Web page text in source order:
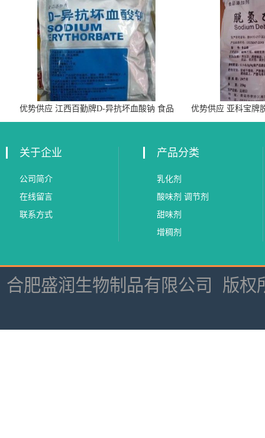
优势供应 江西百勤牌D-异抗坏血酸钠 食品
级抗氧化剂
优势供应 亚科宝牌
关于企业
公司简介
在线留言
联系方式
产品分类
乳化剂
酸味剂 调节剂
甜味剂
增稠剂
合肥盛润生物制品有限公司 版权